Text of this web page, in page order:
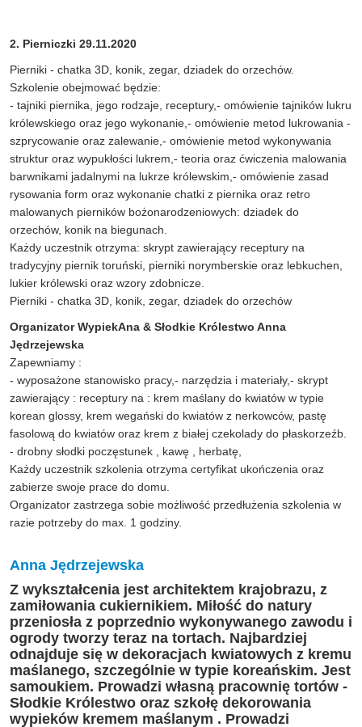
2. Pierniczki 29.11.2020
Pierniki - chatka 3D, konik, zegar, dziadek do orzechów.
Szkolenie obejmować będzie:
- tajniki piernika, jego rodzaje, receptury,- omówienie tajników lukru
królewskiego oraz jego wykonanie,- omówienie metod lukrowania -
szprycowanie oraz zalewanie,- omówienie metod wykonywania
struktur oraz wypukłości lukrem,- teoria oraz ćwiczenia malowania
barwnikami jadalnymi na lukrze królewskim,- omówienie zasad
rysowania form oraz wykonanie chatki z piernika oraz retro
malowanych pierników bożonarodzeniowych: dziadek do
orzechów, konik na biegunach.
Każdy uczestnik otrzyma: skrypt zawierający receptury na
tradycyjny piernik toruński, pierniki norymberskie oraz lebkuchen,
lukier królewski oraz wzory zdobnicze.
Pierniki - chatka 3D, konik, zegar, dziadek do orzechów
OrganizatorWypiekAna & Słodkie Królestwo Anna
Jędrzejewska
Zapewniamy :
- wyposażone stanowisko pracy,- narzędzia i materiały,- skrypt
zawierający : receptury na : krem maślany do kwiatów w typie
korean glossy, krem wegański do kwiatów z nerkowców, pastę
fasolową do kwiatów oraz krem z białej czekolady do płaskorzeźb.
- drobny słodki poczęstunek , kawę , herbatę,
Każdy uczestnik szkolenia otrzyma certyfikat ukończenia oraz
zabierze swoje prace do domu.
Organizator zastrzega sobie możliwość przedłużenia szkolenia w
razie potrzeby do max. 1 godziny.
Anna Jędrzejewska
Z wykształcenia jest architektem krajobrazu, z
zamiłowania cukiernikiem. Miłość do natury
przeniosła z poprzednio wykonywanego zawodu i
ogrody tworzy teraz na tortach. Najbardziej
odnajduje się w dekoracjach kwiatowych z kremu
maślanego, szczególnie w typie koreańskim. Jest
samoukiem. Prowadzi własną pracownię tortów -
Słodkie Królestwo oraz szkołę dekorowania
wypieków kremem maślanym . Prowadzi